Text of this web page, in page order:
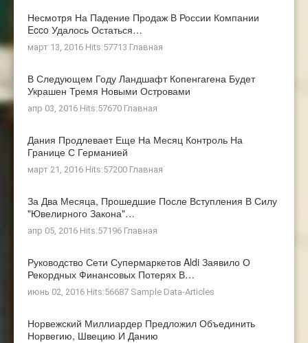
Несмотря На Падение Продаж В России Компании
Ecco Удалось Остаться…
март 13, 2016 Hits:57713 Главная
В Следующем Году Ландшафт Копенгагена Будет
Украшен Тремя Новыми Островами
апр 03, 2016 Hits:57670 Главная
Дания Продлевает Еще На Месяц Контроль На
Границе С Германией
март 21, 2016 Hits:57200 Главная
За Два Месяца, Прошедшие После Вступления В Силу
"ювелирного Закона"…
апр 05, 2016 Hits:57196 Главная
Руководство Сети Супермаркетов Aldi Заявило О
Рекордных Финансовых Потерях В…
июнь 02, 2016 Hits:56687 Sample Data-Articles
Норвежский Миллиардер Предложил Объединить
Норвегию, Швецию И Данию